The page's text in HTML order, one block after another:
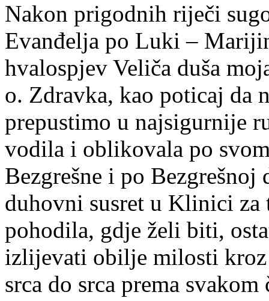
Nakon prigodnih riječi
Evanđelja po Luki –
hvalospjev Veliča duša
o. Zdravka, kao poticaj da
prepustimo u najsigurnije
vodila i oblikovala po
Bezgrešne i po
duhovni susret u Klinici za
pohodila, gdje želi biti,
izlijevati obilje milosti
srca do srca prema